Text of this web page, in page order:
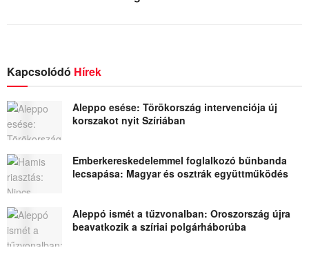
Kapcsolódó Hírek
Aleppo esése: Törökország intervenciója új
korszakot nyit Szíriában
Emberkereskedelemmel foglalkozó bűnbanda
lecsapása: Magyar és osztrák együttműködés
Aleppó ismét a tűzvonalban: Oroszország újra
beavatkozik a szíriai polgárháborúba